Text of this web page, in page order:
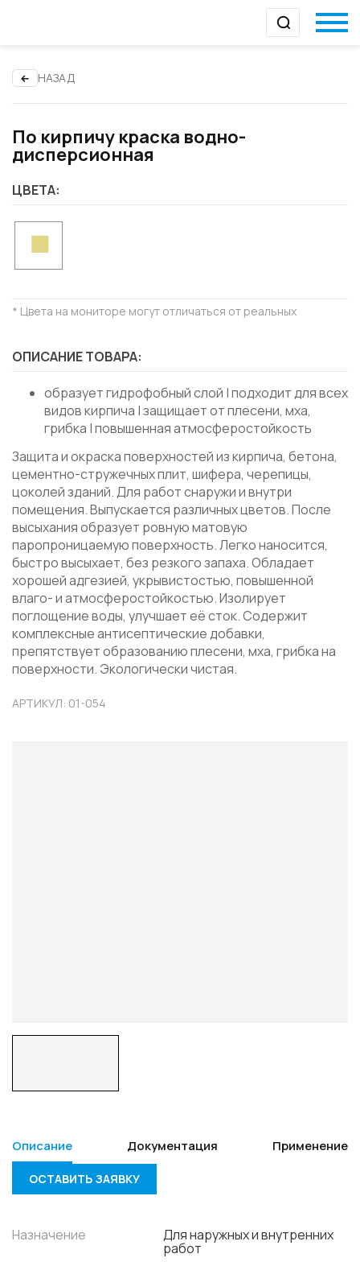
НАЗАД
По кирпичу краска водно-
дисперсионная
ЦВЕТА:
* Цвета на мониторе могут отличаться от реальных
ОПИСАНИЕ ТОВАРА:
образует гидрофобный слой | подходит для всех
видов кирпича | защищает от плесени, мха,
грибка | повышенная атмосферостойкость
Защита и окраска поверхностей из кирпича, бетона,
цементно-стружечных плит, шифера, черепицы,
цоколей зданий. Для работ снаружи и внутри
помещения. Выпускается различных цветов. После
высыхания образует ровную матовую
паропроницаемую поверхность. Легко наносится,
быстро высыхает, без резкого запаха. Обладает
хорошей адгезией, укрывистостью, повышенной
влаго- и атмосферостойкостью. Изолирует
поглощение воды, улучшает её сток. Содержит
комплексные антисептические добавки,
препятствует образованию плесени, мха, грибка на
поверхности. Экологически чистая.
АРТИКУЛ: 01-054
Описание Документация Применение
ОСТАВИТЬ ЗАЯВКУ
Назначение Для наружных и внутренних
работ